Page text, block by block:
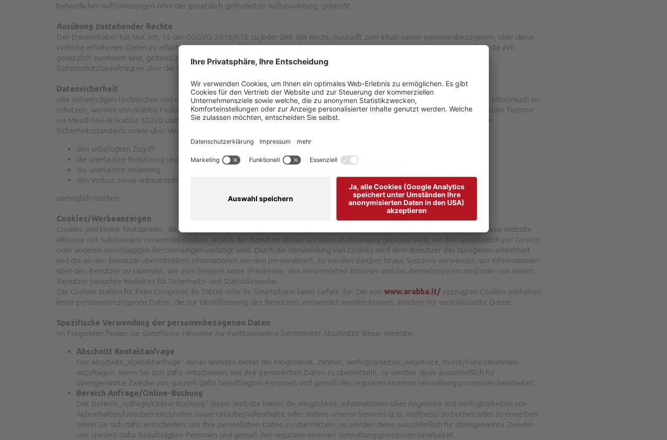
behördlicher Aufforderungen oder der gesetzlich geforderten Aufbewahrung, gelöscht.
Ausübung zustehender Rechte
Der Dateninhaber hat laut Art. 15 der DSGVO 2016/679 zu jeder Zeit das Recht, Auskunft zum Inhalt seiner personenbezogenen, über diese
Website erhobenen Daten zu erhalten, diese eventuell richtig stellen, aktualisieren oder löschen zu lassen oder andere Rechte, die ihm
gesetzlich zuerkannt sind, geltend zu machen. Dazu ist es notwendig, den Verantwortlichen für die Datenverarbeitung oder den
Datenschutzbeauftragten über die E-Mail
info@arabba.itzu kontaktieren.
Datensicherheit
Alle notwendigen technischen und organisatorischen Sicherheitsmaßnahmen, um die personenbezogenen Daten vor Verlust und Missbrauch zu
schützen, werden von Arabba Fodom Turismo via Mesdì 66A-B Arabba 32020 Livinallongo del Col di Lana getroffen. Arabba Fodom Turismo
via Mesdì 66A-B Arabba 32020 Livinallongo del Col di Lana schützt die personenbezogenen Daten über international anerkannte
Sicherheitsstandards sowie über Verfahren, die
den unbefugten Zugriff
die unerlaubte Benutzung und Verbreitung
die unerlaubte Änderung
den Verlust sowie unbeabsichtigtes oder rechtswidriges Zerstören
unmöglich machen.
Cookies/Werbeanzeigen
Cookies sind kleine Textdateien, die auf Ihrem Computer abgelegt werden, wenn ein Benutzer bestimmte Websites besucht. Diese Website
inklusive der Subdomains verwendet Cookies, wobei der Benutzer immer um seine Zustimmung gebeten wird, wo dies ausdrücklich per Gesetz
oder anderen einschlägigen Bestimmungen verlangt wird. Durch die Verwendung von Cookies wird dem Benutzer das Navigieren erleichtert
und die an den Benutzer übermittelten Informationen werden personalisiert. Es werden darüber hinaus Systeme verwendet, um Informationen
über den Benutzer zu sammeln, wie zum Beispiel seine IP-Adresse, den verwendeten Browser und das Betriebssystem und/oder von einem
Benutzer besuchte Websites für Sicherheits- und Statistikzwecke.
Die Cookies stellen für Ihren Computer, Ihr Tablet oder Ihr Smartphone keine Gefahr dar. Die vonwww.arabba.it/ erzeugten Cookies enthalten
keine personenbezogenen Daten, die zur Identifizierung des Benutzers verwendet werden können, sondern nur verschlüsselte Daten.
Spezifische Verwendung der personenbezogenen Daten
Im Folgenden finden Sie spezifische Hinweise zur Funktionsweise bestimmter Abschnitte dieser Website:
Abschnitt Kontaktanfrage
Der Abschnitt „Kontaktanfrage“ dieser Website bietet die Möglichkeit, Zimmer, Verfügbarkeiten, Angebote, Event/Kursteilnahmen
anzufragen. Wenn Sie sich dafür entscheiden, uns Ihre persönlichen Daten zu übermitteln, so werden diese ausschließlich für
obengenannte Zwecke von speziell dafür beauftragten Personen und gemäß den regulären internen Verwaltungsprozessen bearbeitet.
Bereich Anfrage/Online-Buchung
Der Bereich „Anfrage/Online-Buchung“ dieser Website bietet die Möglichkeit, Informationen über Angebote und Verfügbarkeiten von
Aufenthalten/Urlauben einzuholen sowie Urlaube/Aufenthalte oder andere unserer Services (z.B. Wellness) zu buchen oder zu erwerben.
Wenn Sie sich dafür entscheiden, uns Ihre persönlichen Daten zu übermitteln, so werden diese ausschließlich für obengenannte Zwecke
von speziell dafür beauftragten Personen und gemäß den regulären internen Verwaltungsprozessen bearbeitet.